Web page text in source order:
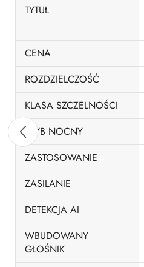
TYTUŁ
CENA
ROZDZIELCZOŚĆ
KLASA SZCZELNOŚCI
TRYB NOCNY
ZASTOSOWANIE
ZASILANIE
DETEKCJA AI
WBUDOWANY
GŁOŚNIK